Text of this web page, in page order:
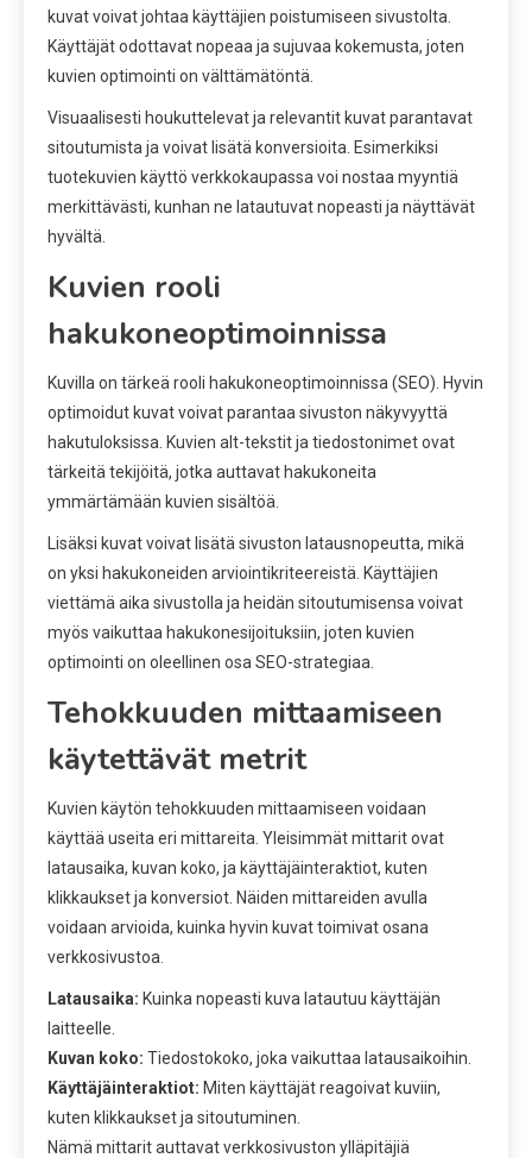
kuvat voivat johtaa käyttäjien poistumiseen sivustolta.
Käyttäjät odottavat nopeaa ja sujuvaa kokemusta, joten
kuvien optimointi on välttämätöntä.
Visuaalisesti houkuttelevat ja relevantit kuvat parantavat
sitoutumista ja voivat lisätä konversioita. Esimerkiksi
tuotekuvien käyttö verkkokaupassa voi nostaa myyntiä
merkittävästi, kunhan ne latautuvat nopeasti ja näyttävät
hyvältä.
Kuvien rooli
hakukoneoptimoinnissa
Kuvilla on tärkeä rooli hakukoneoptimoinnissa (SEO). Hyvin
optimoidut kuvat voivat parantaa sivuston näkyvyyttä
hakutuloksissa. Kuvien alt-tekstit ja tiedostonimet ovat
tärkeitä tekijöitä, jotka auttavat hakukoneita
ymmärtämään kuvien sisältöä.
Lisäksi kuvat voivat lisätä sivuston latausnopeutta, mikä
on yksi hakukoneiden arviointikriteereistä. Käyttäjien
viettämä aika sivustolla ja heidän sitoutumisensa voivat
myös vaikuttaa hakukonesijoituksiin, joten kuvien
optimointi on oleellinen osa SEO-strategiaa.
Tehokkuuden mittaamiseen
käytettävät metrit
Kuvien käytön tehokkuuden mittaamiseen voidaan
käyttää useita eri mittareita. Yleisimmät mittarit ovat
latausaika, kuvan koko, ja käyttäjäinteraktiot, kuten
klikkaukset ja konversiot. Näiden mittareiden avulla
voidaan arvioida, kuinka hyvin kuvat toimivat osana
verkkosivustoa.
Latausaika: Kuinka nopeasti kuva latautuu käyttäjän
laitteelle.
Kuvan koko: Tiedostokoko, joka vaikuttaa latausaikoihin.
Käyttäjäinteraktiot: Miten käyttäjät reagoivat kuviin,
kuten klikkaukset ja sitoutuminen.
Nämä mittarit auttavat verkkosivuston ylläpitäjiä